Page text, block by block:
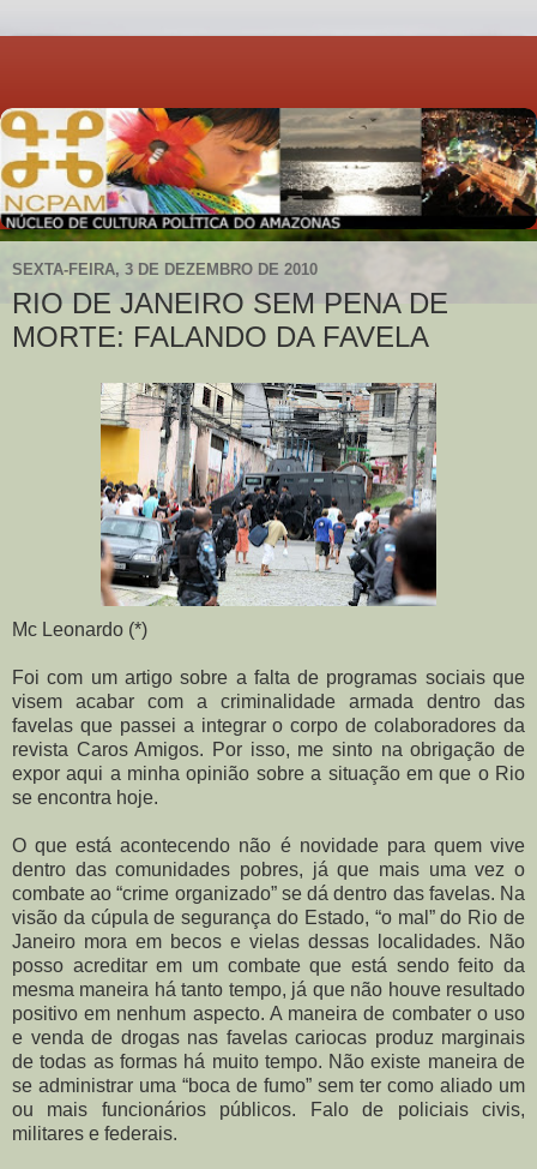
SEXTA-FEIRA, 3 DE DEZEMBRO DE 2010
RIO DE JANEIRO SEM PENA DE
MORTE: FALANDO DA FAVELA
Mc Leonardo (*)
Foi com um artigo sobre a falta de programas sociais que
visem acabar com a criminalidade armada dentro das
favelas que passei a integrar o corpo de colaboradores da
revista Caros Amigos. Por isso, me sinto na obrigação de
expor aqui a minha opinião sobre a situação em que o Rio
se encontra hoje.
O que está acontecendo não é novidade para quem vive
dentro das comunidades pobres, já que mais uma vez o
combate ao “crime organizado” se dá dentro das favelas. Na
visão da cúpula de segurança do Estado, “o mal” do Rio de
Janeiro mora em becos e vielas dessas localidades. Não
posso acreditar em um combate que está sendo feito da
mesma maneira há tanto tempo, já que não houve resultado
positivo em nenhum aspecto. A maneira de combater o uso
e venda de drogas nas favelas cariocas produz marginais
de todas as formas há muito tempo. Não existe maneira de
se administrar uma “boca de fumo” sem ter como aliado um
ou mais funcionários públicos. Falo de policiais civis,
militares e federais.